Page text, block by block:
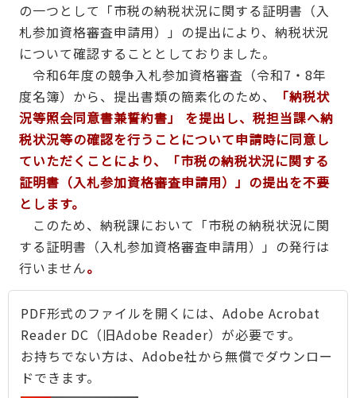
の一つとして「市税の納税状況に関する証明書（入
札参加資格審査申請用）」の提出により、納税状況
について確認することとしておりました。
令和6年度の競争入札参加資格審査（令和7・8年
度名簿）から、提出書類の簡素化のため、
「納税状
況等照会同意書兼誓約書」 を提出し、税担当課へ納
税状況等の確認を行うことについて申請時に同意し
ていただくことにより、「市税の納税状況に関する
証明書（入札参加資格審査申請用）」の提出を不要
とします。
このため、納税課において「市税の納税状況に関
する証明書（入札参加資格審査申請用）」の発行は
行いません。
PDF形式のファイルを開くには、Adobe Acrobat
Reader DC（旧Adobe Reader）が必要です。
お持ちでない方は、Adobe社から無償でダウンロー
ドできます。